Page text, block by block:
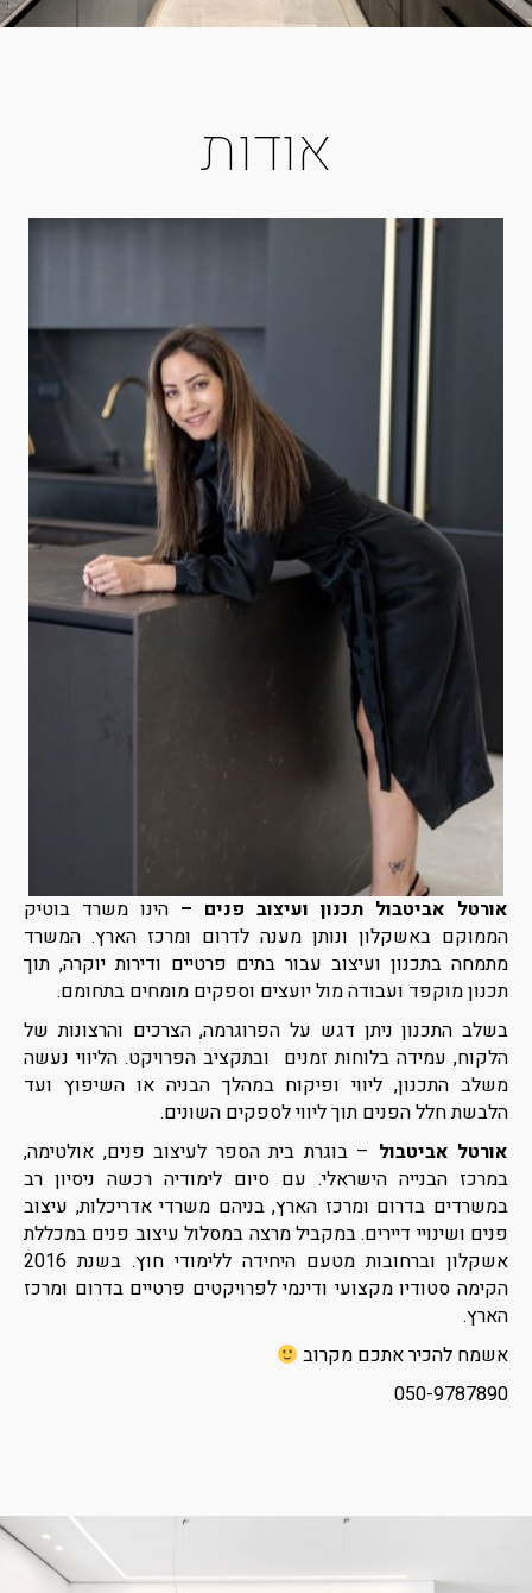
אודות
אורטל אביטבול תכנון ועיצוב פנים – הינו משרד בוטיק
הממוקם באשקלון ונותן מענה לדרום ומרכז הארץ. המשרד
מתמחה בתכנון ועיצוב עבור בתים פרטיים ודירות יוקרה, תוך
תכנון מוקפד ועבודה מול יועצים וספקים מומחים בתחומם.
בשלב התכנון ניתן דגש על הפרוגרמה, הצרכים והרצונות של
הלקוח, עמידה בלוחות זמנים ובתקציב הפרויקט. הליווי נעשה
משלב התכנון, ליווי ופיקוח במהלך הבניה או השיפוץ ועד
הלבשת חלל הפנים תוך ליווי לספקים השונים.
אורטל אביטבול – בוגרת בית הספר לעיצוב פנים, אולטימה,
במרכז הבנייה הישראלי. עם סיום לימודיה רכשה ניסיון רב
במשרדים בדרום ומרכז הארץ, בניהם משרדי אדריכלות, עיצוב
פנים ושינויי דיירים. במקביל מרצה במסלול עיצוב פנים במכללת
אשקלון וברחובות מטעם היחידה ללימודי חוץ. בשנת 2016
הקימה סטודיו מקצועי ודינמי לפרויקטים פרטיים בדרום ומרכז
הארץ.
אשמח להכיר אתכם מקרוב
050-9787890